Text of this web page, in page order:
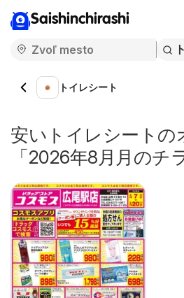
Saishinchirashi
トイレシート
安いトイレシートの
「2026年8月月のチ